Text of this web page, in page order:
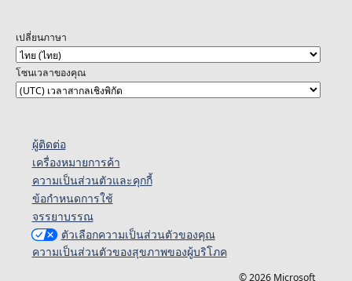
เปลี่ยนภาษา
โซนเวลาของคุณ
ผู้ติดต่อ
เครื่องหมายการค้า
ความเป็นส่วนตัวและคุกกี้
ข้อกำหนดการใช้
จรรยาบรรณ
ตัวเลือกความเป็นส่วนตัวของคุณ
ความเป็นส่วนตัวของสุขภาพของผู้บริโภค
© 2026 Microsoft